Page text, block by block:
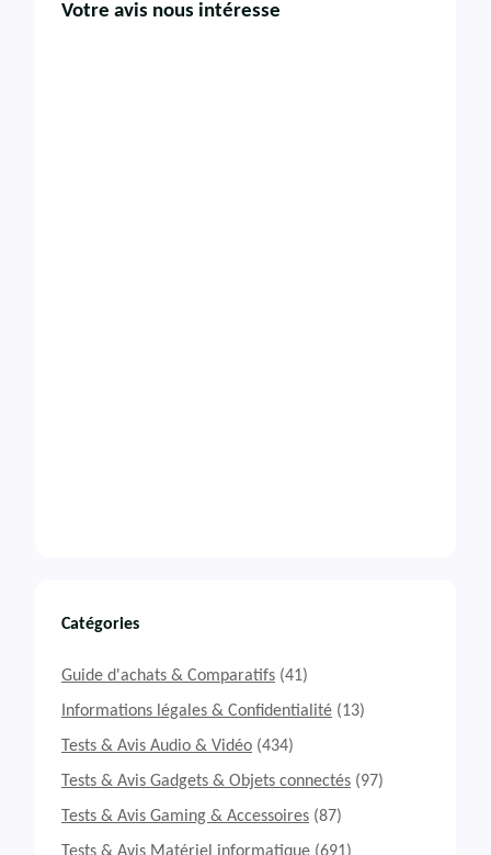
Votre avis nous intéresse
Catégories
Guide d'achats & Comparatifs (41)
Informations légales & Confidentialité (13)
Tests & Avis Audio & Vidéo (434)
Tests & Avis Gadgets & Objets connectés (97)
Tests & Avis Gaming & Accessoires (87)